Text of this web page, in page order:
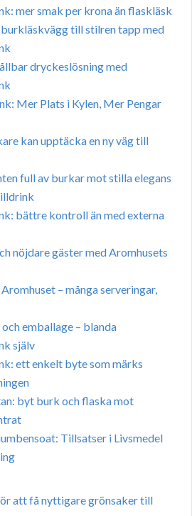
mer smak per krona än flaskläsk
till stilren tapp med
dryckeslösning med
Mer Plats i Kylen, Mer Pengar
kan upptäcka en ny väg till
full av burkar mot stilla elegans
bättre kontroll än med externa
nöjdare gäster med Aromhusets
– många serveringar,
emballage – blanda
själv
ett enkelt byte som märks
byt burk och flaska mot
Tillsatser i Livsmedel
att få nyttigare grönsaker till